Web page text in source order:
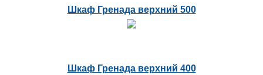
Шкаф Гренада верхний 500
Шкаф Гренада верхний 400